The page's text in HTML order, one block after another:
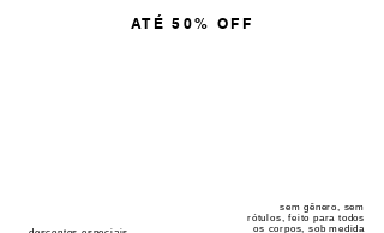
ATÉ 50% OFF
sem gênero, sem
rótulos, feito para todos
os corpos, sob medida